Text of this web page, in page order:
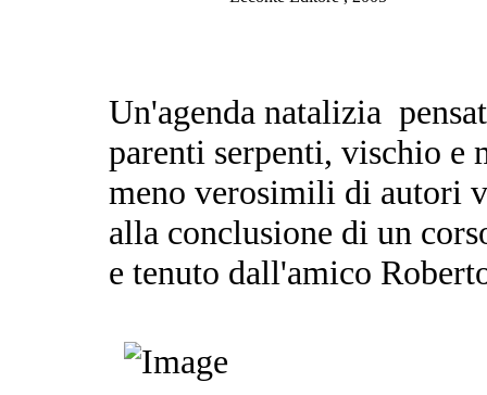
Un'agenda natalizia
parenti serpenti, vischio e
meno verosimili di autori
alla conclusione di un
e tenuto dall'amico